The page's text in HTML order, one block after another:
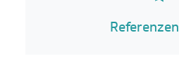
Referenzen